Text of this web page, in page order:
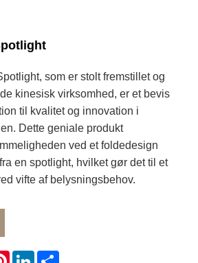
som er stolt fremstillet og
kinesisk virksomhed, er et bevis
til kvalitet og innovation i
Dette geniale produkt
ved et foldedesign
en spotlight, hvilket gør det til et
vifte af belysningsbehov.
PinterestLinkedIn